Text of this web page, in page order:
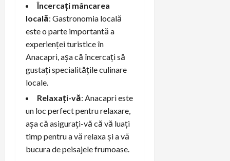
Încercați mâncarea
locală: Gastronomia locală
este o parte importantă a
experienței turistice în
Anacapri, așa că încercați să
gustați specialitățile culinare
locale.
Relaxați-vă: Anacapri este
un loc perfect pentru relaxare,
așa că asigurați-vă că vă luați
timp pentru a vă relaxa și a vă
bucura de peisajele frumoase.